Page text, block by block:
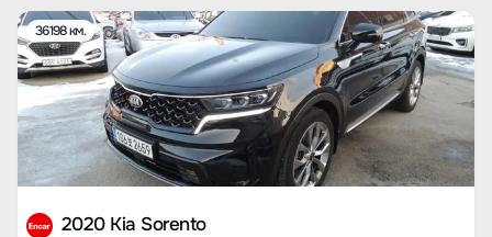
36198 км.
2020 Kia Sorento